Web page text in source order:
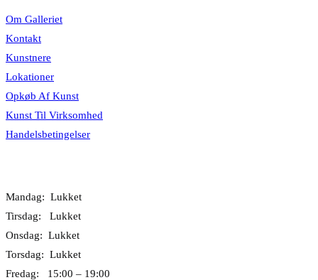
Om Galleriet
Kontakt
Kunstnere
Lokationer
Opkøb Af Kunst
Kunst Til Virksomhed
Handelsbetingelser
Mandag: Lukket
Tirsdag: Lukket
Onsdag: Lukket
Torsdag: Lukket
Fredag: 15:00 – 19:00